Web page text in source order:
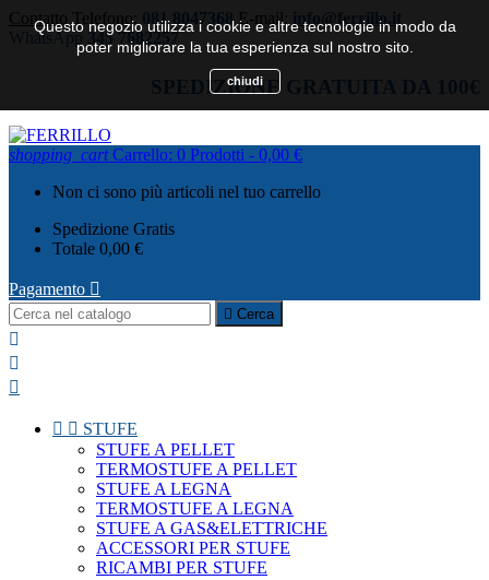
Contatto Telefono: 081 8047368 E-mail: info@ferrillo.it
WhatsApp 345 7682257
SPEDIZIONE GRATUITA DA 100€
shopping_cart Carrello: 0 Prodotti - 0,00 €
Non ci sono più articoli nel tuo carrello
Spedizione Gratis
Totale 0,00 €
Pagamento 
 Cerca



  STUFE
STUFE A PELLET
TERMOSTUFE A PELLET
STUFE A LEGNA
TERMOSTUFE A LEGNA
STUFE A GAS&ELETTRICHE
ACCESSORI PER STUFE
RICAMBI PER STUFE
Questo negozio utilizza i cookie e altre tecnologie in modo da
poter migliorare la tua esperienza sul nostro sito.
chiudi